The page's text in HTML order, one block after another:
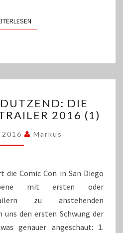
WEITERLESEN
DUTZEND:
DIE
CON-
TRAILER
(1)
DIE
2016 (1)
Markus
Comic Con in San Diego
mit ersten oder
zu anstehenden
uns den ersten Schwung der
genauer angeschaut: 1.